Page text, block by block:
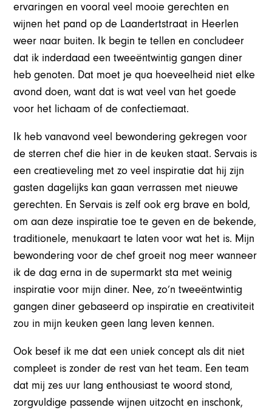
ervaringen en vooral veel mooie gerechten en
wijnen het pand op de Laandertstraat in Heerlen
weer naar buiten. Ik begin te tellen en concludeer
dat ik inderdaad een tweeëntwintig gangen diner
heb genoten. Dat moet je qua hoeveelheid niet elke
avond doen, want dat is wat veel van het goede
voor het lichaam of de confectiemaat.
Ik heb vanavond veel bewondering gekregen voor
de sterren chef die hier in de keuken staat. Servais is
een creatieveling met zo veel inspiratie dat hij zijn
gasten dagelijks kan gaan verrassen met nieuwe
gerechten. En Servais is zelf ook erg brave en bold,
om aan deze inspiratie toe te geven en de bekende,
traditionele, menukaart te laten voor wat het is. Mijn
bewondering voor de chef groeit nog meer wanneer
ik de dag erna in de supermarkt sta met weinig
inspiratie voor mijn diner. Nee, zo’n tweeëntwintig
gangen diner gebaseerd op inspiratie en creativiteit
zou in mijn keuken geen lang leven kennen.
Ook besef ik me dat een uniek concept als dit niet
compleet is zonder de rest van het team. Een team
dat mij zes uur lang enthousiast te woord stond,
zorgvuldige passende wijnen uitzocht en inschonk,